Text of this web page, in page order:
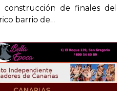
de finales del
barrio de…